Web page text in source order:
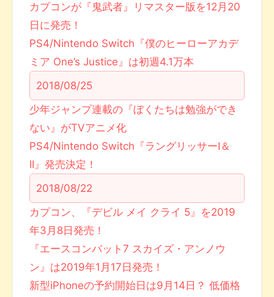
カプコンが『鬼武者』リマスター版を12月20
日に発売！
PS4/Nintendo Switch『僕のヒーローアカデ
ミア One’s Justice』は初週4.1万本
2018/08/25
少年ジャンプ連載の『ぼくたちは勉強ができ
ない』がTVアニメ化
PS4/Nintendo Switch『ラングリッサーI＆
II』発売決定！
2018/08/22
カプコン、『デビル メイ クライ 5』を2019
年3月8日発売！
『エースコンバット7 スカイズ・アンノウ
ン』は2019年1月17日発売！
新型iPhoneの予約開始日は9月14日？ 低価格